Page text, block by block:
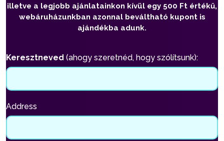
illetve a legjobb ajánlatainkon kívül egy 500 Ft értékű,
webáruházunkban azonnal beváltható kupont is
ajándékba adunk.
Keresztneved (ahogy szeretnéd, hogy szólítsunk):
Address